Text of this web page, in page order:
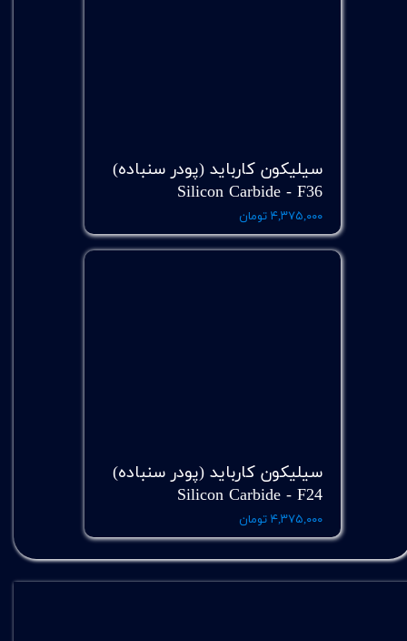
سیلیکون کارباید (پودر سنباده)
Silicon Carbide - F36
۴,۳۷۵,۰۰۰ تومان
سیلیکون کارباید (پودر سنباده)
Silicon Carbide - F24
۴,۳۷۵,۰۰۰ تومان